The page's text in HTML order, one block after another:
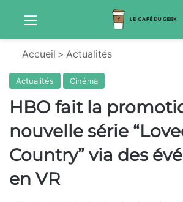
Menu
Accueil > Actualités
Actualités Cinéma
HBO fait la
nouvelle série
Country” via des
en VR